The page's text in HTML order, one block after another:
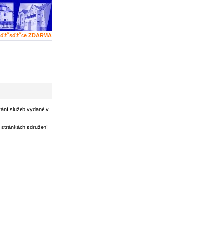
ZDARMA
služeb vydané v
stránkách sdružení